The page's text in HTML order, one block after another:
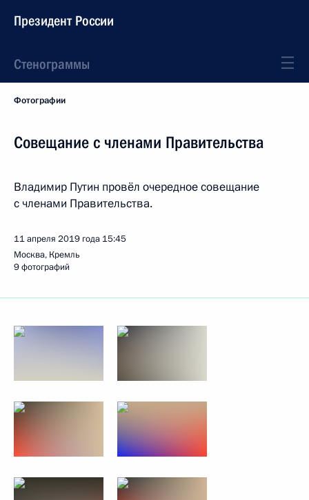
Президент России
Стенограммы
Фотографии
Совещание с членами Правительства
Владимир Путин провёл очередное совещание
с членами Правительства.
11 апреля 2019 года 15:45
Москва, Кремль
9 фотографий